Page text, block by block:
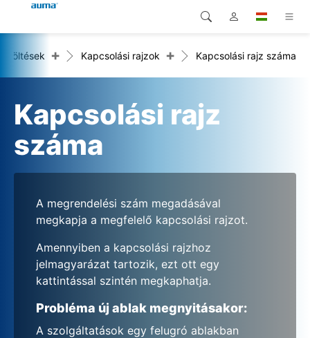
Termékek
Letöltések
Vállalat
Global
Európa
Ázsia és Csendes-óceáni
térség
Észak-Amerika
Keresés
+ Kapcsolási rajzok + Kapcsolási rajz száma
Kapcsolási rajz
száma
A megrendelési szám megadásával
megkapja a megfelelő kapcsolási rajzot.
Amennyiben a kapcsolási rajzhoz
jelmagyarázat tartozik, ezt ott egy
kattintással szintén megkaphatja.
Probléma új ablak megnyitásakor:
A szolgáltatások egy felugró ablakban